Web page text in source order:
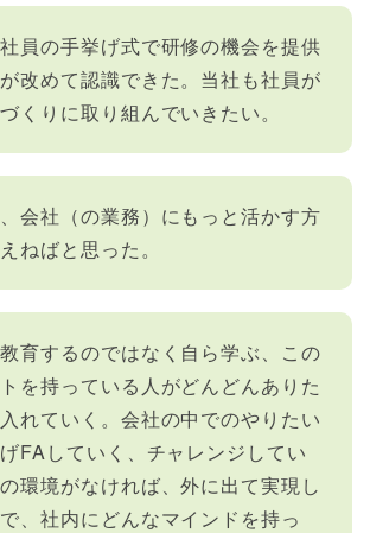
員の手挙げ式で研修の機会を提供
改めて認識できた。当社も社員が
くりに取り組んでいきたい。
会社（の業務）にもっと活かす方
ねばと思った。
育するのではなく自ら学ぶ、この
を持っている人がどんどんありた
れていく。会社の中でのやりたい
FAしていく、チャレンジしてい
環境がなければ、外に出て実現し
、社内にどんなマインドを持っ